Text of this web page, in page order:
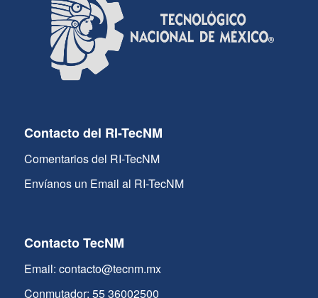
Contacto del RI-TecNM
Comentarios del RI-TecNM
Envíanos un Email al RI-TecNM
Contacto TecNM
Email: contacto@tecnm.mx
Conmutador: 55 36002500